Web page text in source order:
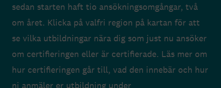
sedan starten haft tio ansökningsomgångar, två
om året. Klicka på valfri region på kartan för att
se vilka utbildningar nära dig som just nu ansöker
om certifieringen eller är certifierade. Läs mer om
hur certifieringen går till, vad den innebär och hur
ni anmäler er utbildning under